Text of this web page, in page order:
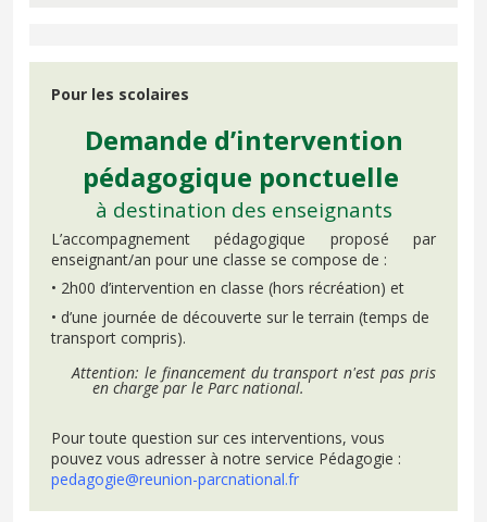
Pour les scolaires
Demande d’intervention
pédagogique ponctuelle
à destination des enseignants
L’accompagnement pédagogique proposé par
enseignant/an pour une classe se compose de :
• 2h00 d’intervention en classe (hors récréation) et
• d’une journée de découverte sur le terrain (temps de
transport compris).
Attention: le financement du transport n'est pas pris
en charge par le Parc national.
Pour toute question sur ces interventions, vous
pouvez vous adresser à notre service Pédagogie :
pedagogie@reunion-parcnational.fr